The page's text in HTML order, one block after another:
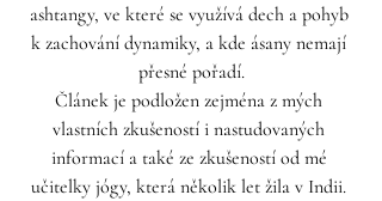
ashtangy, ve které se využívá dech a pohyb
k zachování dynamiky, a kde ásany nemají
přesné pořadí.
Článek je podložen zejména z mých
vlastních zkušeností i nastudovaných
informací a také ze zkušeností od mé
učitelky jógy, která několik let žila v Indii.